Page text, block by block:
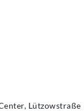
Lützowstraße